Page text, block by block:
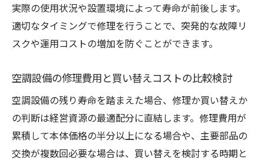
実際の使用状況や設置環境によって寿命が前後します。
適切なタイミングで修理を行うことで、突発的な故障リ
スクや運用コストの増加を防ぐことができます。
空調設備の修理費用と買い替えコストの比較検討
空調設備の残り寿命を踏まえた場合、修理か買い替えか
の判断は経営資源の最適配分に直結します。修理費用が
累積して本体価格の半分以上になる場合や、主要部品の
交換が複数回必要な場合は、買い替えを検討する時期と